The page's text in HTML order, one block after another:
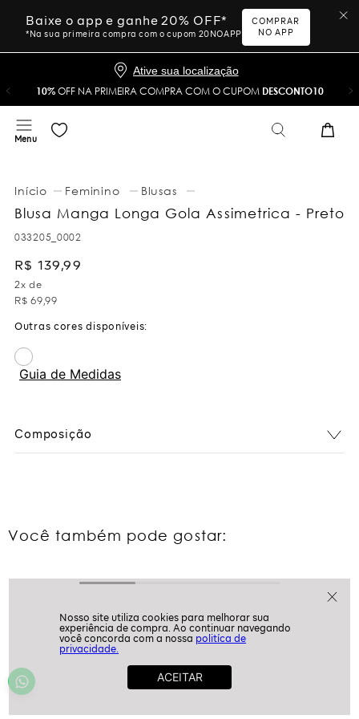
Baixe o app e ganhe 20% OFF*
*Na sua primeira compra com o cupom 20NOAPP
COMPRAR
NO APP
Ative sua localização
10%OFF NA PRIMEIRA COMPRA COM O CUPOM DESCONTO10
politíca de
privacidade.
Feminino Blusas
Blusa Manga Longa Gola Assimetrica - Preto
033205_0002
R$ 139,99
2x de
R$ 69,99
Guia de Medidas
Composição
Você também pode gostar: